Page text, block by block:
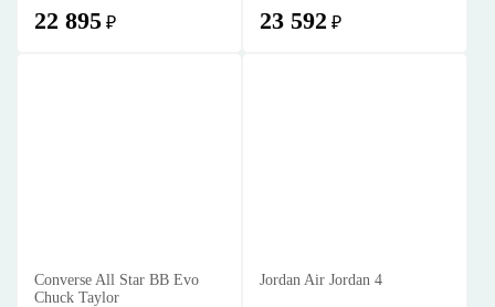
22 895 ₽ 23 592 ₽
Converse All Star BB Evo
Chuck Taylor
Jordan Air Jordan 4